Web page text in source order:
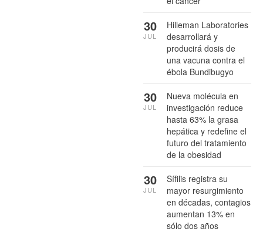
Hilleman Laboratories
desarrollará y
producirá dosis de
una vacuna contra el
ébola Bundibugyo
30
JUL
Nueva molécula en
investigación reduce
hasta 63% la grasa
hepática y redefine el
futuro del tratamiento
de la obesidad
30
JUL
Sífilis registra su
mayor resurgimiento
en décadas, contagios
aumentan 13% en
sólo dos años
30
JUL